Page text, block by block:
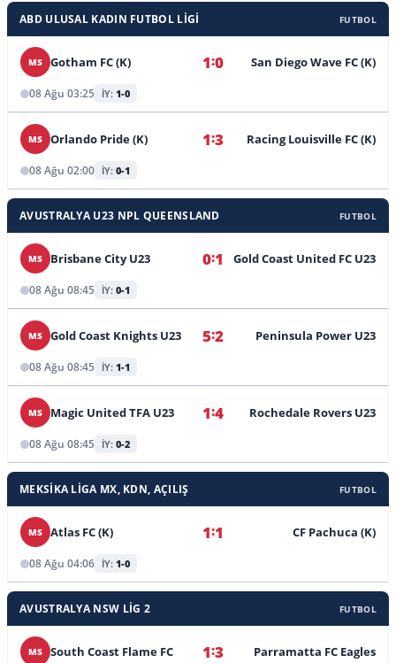
ABD ULUSAL KADIN FUTBOL LIGI FUTBOL
MS Gotham FC (K) 1:0 San Diego Wave FC (K)
08 Ağu 03:25 İY: 1-0
MS Orlando Pride (K) 1:3 Racing Louisville FC (K)
08 Ağu 02:00 İY: 0-1
AVUSTRALYA U23 NPL QUEENSLAND FUTBOL
MS Brisbane City U23 0:1 Gold Coast United FC U23
08 Ağu 08:45 İY: 0-1
MS Gold Coast Knights U23 5:2 Peninsula Power U23
08 Ağu 08:45 İY: 1-1
MS Magic United TFA U23 1:4 Rochedale Rovers U23
08 Ağu 08:45 İY: 0-2
MEKSIKA LIGA MX, KDN, AÇILIŞ FUTBOL
MS Atlas FC (K) 1:1 CF Pachuca (K)
08 Ağu 04:06 İY: 1-0
AVUSTRALYA NSW LIG 2 FUTBOL
MS South Coast Flame FC 1:3 Parramatta FC Eagles